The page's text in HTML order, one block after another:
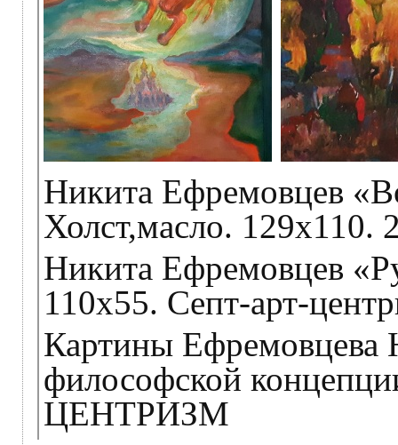
Никита Ефремовцев
Холст,масло. 129х110.
Никита Ефремовцев
110х55. Септ-арт-
Картины
философской
ЦЕНТРИЗМ